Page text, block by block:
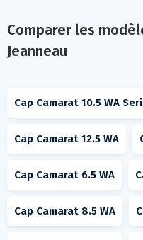
Comparer les
Jeanneau
Cap Camarat 10.5 WA
Cap Camarat 12.5 WA
Cap Camarat 6.5 WA
Cap Camarat 8.5 WA